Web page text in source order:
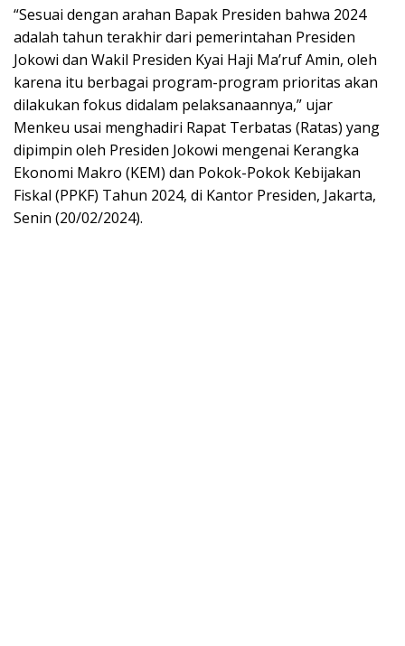
“Sesuai dengan arahan Bapak Presiden bahwa 2024
adalah tahun terakhir dari pemerintahan Presiden
Jokowi dan Wakil Presiden Kyai Haji Ma’ruf Amin, oleh
karena itu berbagai program-program prioritas akan
dilakukan fokus didalam pelaksanaannya,” ujar
Menkeu usai menghadiri Rapat Terbatas (Ratas) yang
dipimpin oleh Presiden Jokowi mengenai Kerangka
Ekonomi Makro (KEM) dan Pokok-Pokok Kebijakan
Fiskal (PPKF) Tahun 2024, di Kantor Presiden, Jakarta,
Senin (20/02/2024).